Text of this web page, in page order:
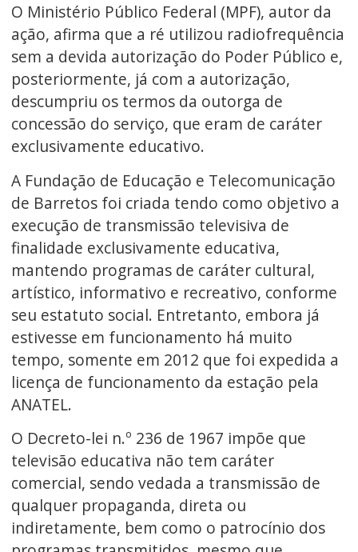
O Ministério Público Federal (MPF), autor da
ação, afirma que a ré utilizou radiofrequência
sem a devida autorização do Poder Público e,
posteriormente, já com a autorização,
descumpriu os termos da outorga de
concessão do serviço, que eram de caráter
exclusivamente educativo.
A Fundação de Educação e Telecomunicação
de Barretos foi criada tendo como objetivo a
execução de transmissão televisiva de
finalidade exclusivamente educativa,
mantendo programas de caráter cultural,
artístico, informativo e recreativo, conforme
seu estatuto social. Entretanto, embora já
estivesse em funcionamento há muito
tempo, somente em 2012 que foi expedida a
licença de funcionamento da estação pela
ANATEL.
O Decreto-lei n.º 236 de 1967 impõe que
televisão educativa não tem caráter
comercial, sendo vedada a transmissão de
qualquer propaganda, direta ou
indiretamente, bem como o patrocínio dos